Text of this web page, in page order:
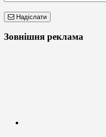
Надіслати
Зовнішня реклама